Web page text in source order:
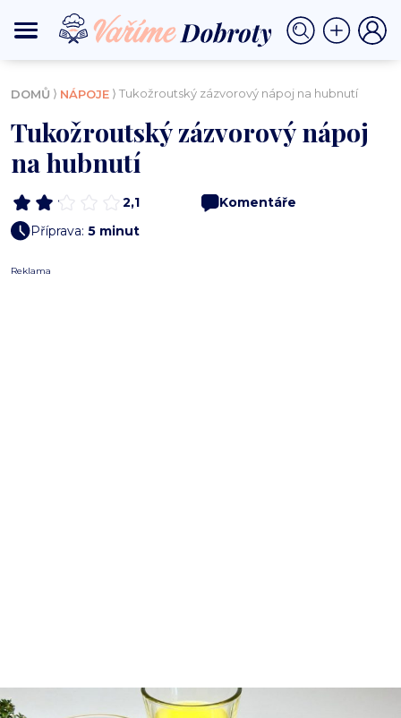
DOMŮ ⟩ NÁPOJE ⟩ Tukožroutský zázvorový nápoj na hubnutí
Tukožroutský zázvorový nápoj
na hubnutí
2,1
Komentáře
Příprava: 5 minut
Reklama